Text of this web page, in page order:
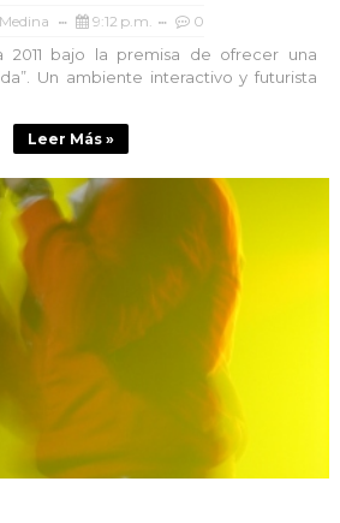
9:12 p.m. 0
2011 bajo la premisa de ofrecer una
Un ambiente interactivo y futurista
Leer Más »